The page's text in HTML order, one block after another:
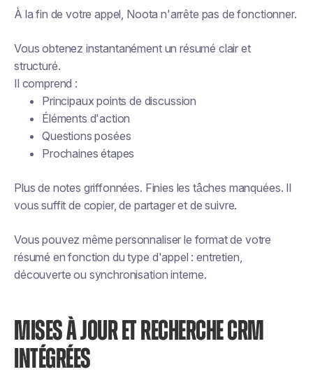
À la fin de votre appel, Noota n'arrête pas de fonctionner.
Vous obtenez instantanément un résumé clair et
structuré.
Il comprend :
Principaux points de discussion
Éléments d'action
Questions posées
Prochaines étapes
Plus de notes griffonnées. Finies les tâches manquées. Il
vous suffit de copier, de partager et de suivre.
Vous pouvez même personnaliser le format de votre
résumé en fonction du type d'appel : entretien,
découverte ou synchronisation interne.
MISES À JOUR ET RECHERCHE CRM
INTÉGRÉES